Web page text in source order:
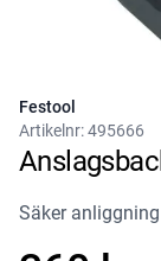
Festool
Artikelnr:495666
Säker